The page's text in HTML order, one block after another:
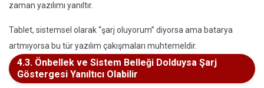
zaman yazılımı yanıltır.
Tablet, sistemsel olarak “şarj oluyorum” diyorsa ama batarya
artmıyorsa bu tür yazılım çakışmaları muhtemeldir.
4.3. Önbellek ve Sistem Belleği Dolduysa Şarj
Göstergesi Yanıltıcı Olabilir